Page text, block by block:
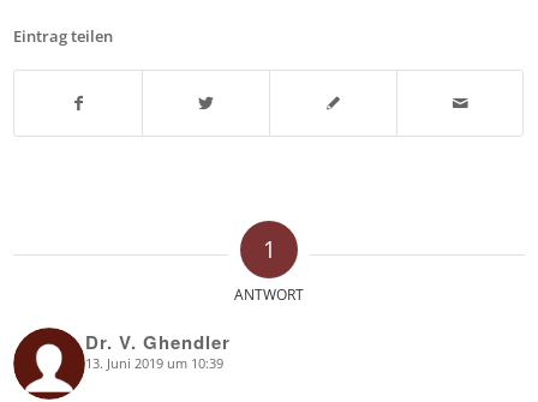
Eintrag teilen
1
ANTWORT
Dr. V. Ghendler
says: 13. Juni 2019 um 10:39